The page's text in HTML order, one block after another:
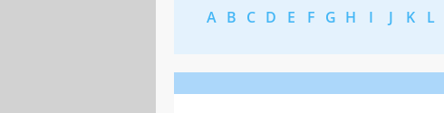
A B C D E F G H I J K L